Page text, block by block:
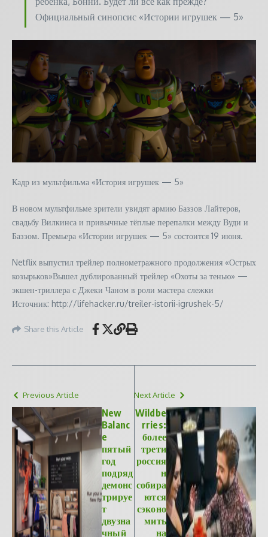
Официальный синопсис «Истории игрушек — 5»
Кадр из мультфильма «История игрушек — 5»
В новом мультфильме зрители увидят армию Баззов Лайтеров,
свадьбу Вилкинса и привычные тёплые перепалки между Вуди и
Баззом. Премьера «Истории игрушек — 5» состоится 19 июня.
Netflix выпустил трейлер полнометражного продолжения «Острых
козырьков»Вышел дублированный трейлер «Охоты за тенью» —
экшен-триллера с Джеки Чаном в роли мастера слежки
Источник: http://lifehacker.ru/treiler-istorii-igrushek-5/
Share this Article
Previous Article
New
Balanc
e
пятый
год
подряд
демонс
трируе
т
двузна
чный
Next Article
Wildbe
rries:
более
трети
россия
н
собира
ются
сэконо
мить
на